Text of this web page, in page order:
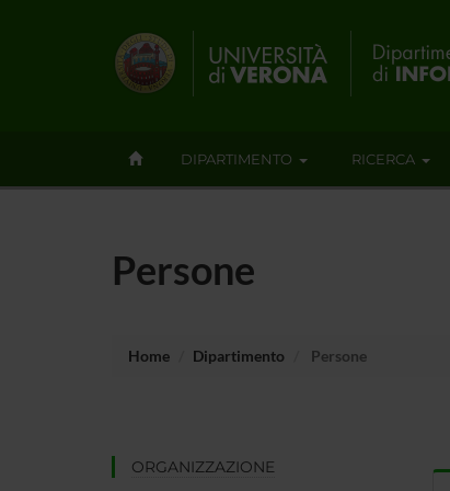
DIPARTIMENTO RICERCA
Persone
Home Dipartimento Persone
ORGANIZZAZIONE